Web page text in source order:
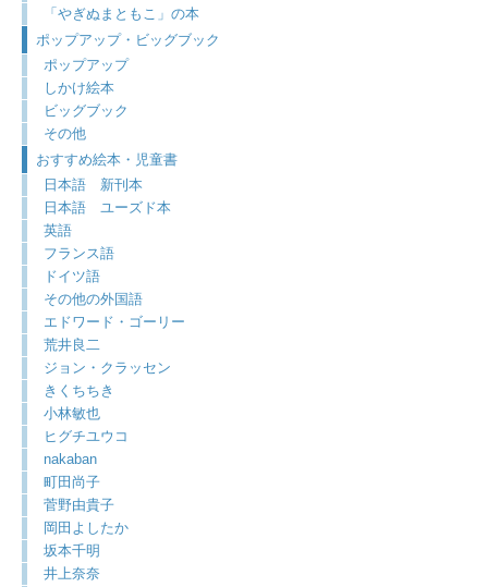
「やぎぬまともこ」の本
ポップアップ・ビッグブック
ポップアップ
しかけ絵本
ビッグブック
その他
おすすめ絵本・児童書
日本語 新刊本
日本語 ユーズド本
英語
フランス語
ドイツ語
その他の外国語
エドワード・ゴーリー
荒井良二
ジョン・クラッセン
きくちちき
小林敏也
ヒグチユウコ
nakaban
町田尚子
菅野由貴子
岡田よしたか
坂本千明
井上奈奈